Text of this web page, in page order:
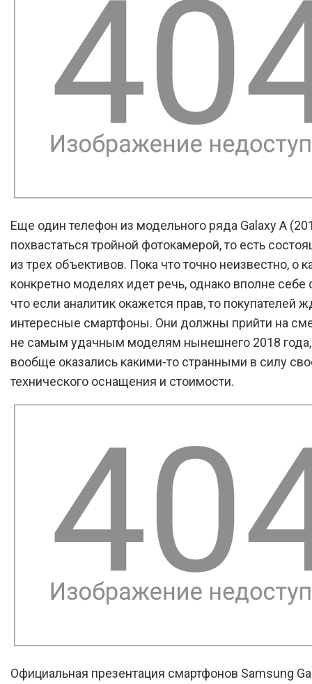
Еще один телефон из модельного ряда Galaxy A
похвастаться тройной фотокамерой, то есть
из трех объективов. Пока что точно неизвестно, о
конкретно моделях идет речь, однако вполне себе
что если аналитик окажется прав, то покупателей
интересные смартфоны. Они должны прийти на
не самым удачным моделям нынешнего 2018
вообще оказались какими-то странными в силу
технического оснащения и стоимости.
Официальная презентация смартфонов Samsung